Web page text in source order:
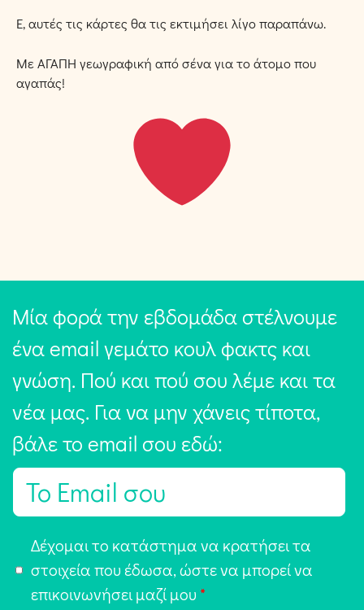
Ε, αυτές τις κάρτες θα τις εκτιμήσει λίγο παραπάνω.
Με ΑΓΑΠΗ γεωγραφική από σένα για το άτομο που
αγαπάς!
Μία φορά την εβδομάδα στέλνουμε
ένα email γεμάτο κουλ φακτς και
γνώση. Πού και πού σου λέμε και τα
νέα μας. Για να μην χάνεις τίποτα,
βάλε το email σου εδώ:
E
π
Δέχομαι το κατάστημα να κρατήσει τα
στοιχεία που έδωσα, ώστε να μπορεί να
επικοινωνήσει μαζί μου *